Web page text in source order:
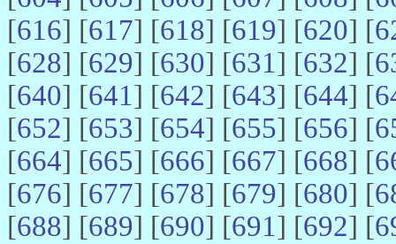
[616] [617] [618] [619] [620] [
[628] [629] [630] [631] [632] [
[640] [641] [642] [643] [644] [
[652] [653] [654] [655] [656] [
[664] [665] [666] [667] [668] [
[676] [677] [678] [679] [680] [
[688] [689] [690] [691] [692] [